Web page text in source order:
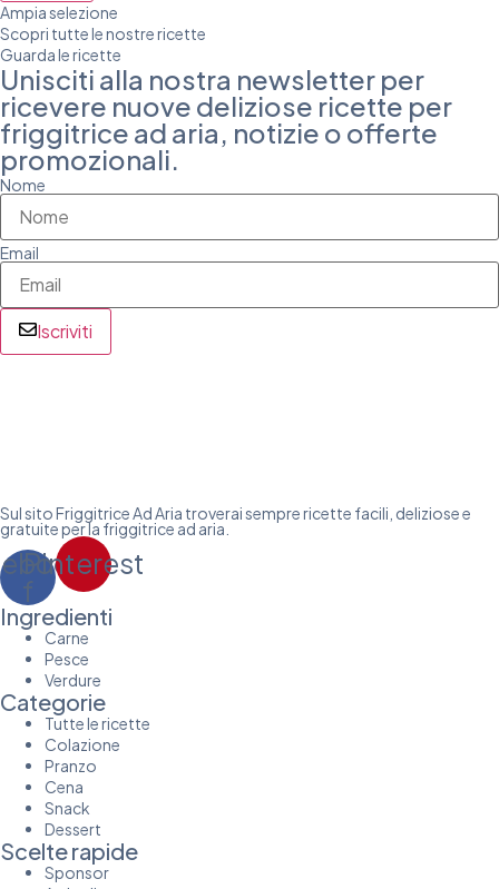
Ampia selezione
Scopri tutte le nostre ricette
Guarda le ricette
Unisciti alla nostra newsletter per
ricevere nuove deliziose ricette per
friggitrice ad aria, notizie o offerte
promozionali.
Nome
Email
Iscriviti
Sul sito Friggitrice Ad Aria troverai sempre ricette facili, deliziose e
gratuite per la friggitrice ad aria.
f
Pinterest
Ingredienti
Carne
Pesce
Verdure
Categorie
Tutte le ricette
Colazione
Pranzo
Cena
Snack
Dessert
Scelte rapide
Sponsor